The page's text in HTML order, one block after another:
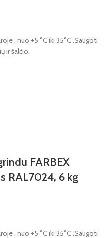
, nuo +5 °C iki 35°C .Saugoti
ir šalčio.
FARBEX
RAL7024, 6 kg
, nuo +5 °C iki 35°C .Saugoti